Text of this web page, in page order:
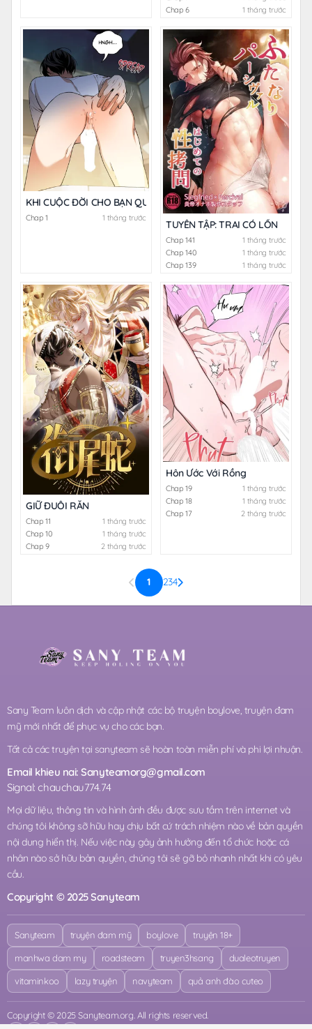
Chap 6
1 tháng trước
KHI CUỘC ĐỜI CHO BẠN QUẢ CÀ CHUA
Chap 1 1 tháng trước
TUYỂN TẬP: TRAI CÓ LỒN
Chap 141
1 tháng trước
Chap 140
1 tháng trước
Chap 139
1 tháng trước
GIỮ ĐUÔI RẮN
Chap 11
1 tháng trước
Chap 10
1 tháng trước
Chap 9
2 tháng trước
Hôn Ước Với Rồng
Chap 19
1 tháng trước
Chap 18
1 tháng trước
Chap 17
2 tháng trước
1 234
Sany Team luôn dịch và cập nhật các bộ truyện boylove, truyện đam
mỹ mới nhất để phục vụ cho các bạn.
Tất cả các truyện tại sanyteam sẽ hoàn toàn miễn phí và phi lợi nhuận.
Email khieu nai:Sanyteamorg@gmail.com
Signal: chauchau774.74
Mọi dữ liệu, thông tin và hình ảnh đều được sưu tầm trên internet và
chúng tôi không sỡ hữu hay chịu bất cứ trách nhiệm nào về bản quyền
nội dung hiển thị. Nếu việc này gây ảnh hưởng đến tổ chức hoặc cá
nhân nào sở hữu bản quyền, chúng tôi sẽ gỡ bỏ nhanh nhất khi có yêu
cầu.
Copyright © 2025 Sanyteam
Sanyteam truyện đam mỹ boylove truyện 18+
manhwa dam my roadsteam truyen3hsang dualeotruyen
vitaminkoo lazy truyện navyteam quả anh đào cuteo
Copyright © 2025 Sanyteam.org. All rights reserved.